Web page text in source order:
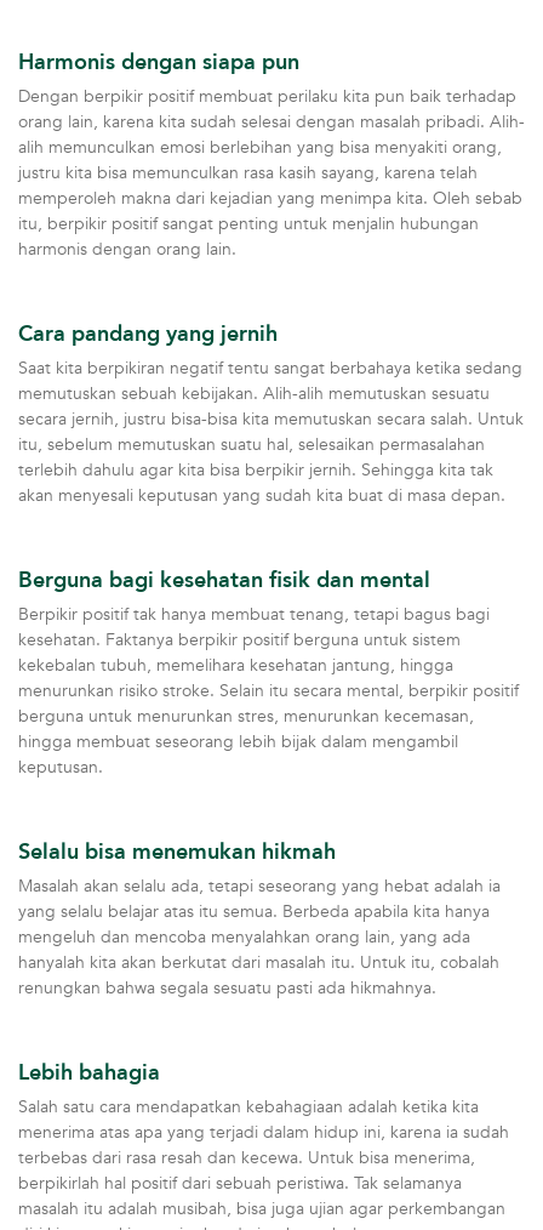
Harmonis dengan siapa pun
Dengan berpikir positif membuat perilaku kita pun baik terhadap
orang lain, karena kita sudah selesai dengan masalah pribadi. Alih-
alih memunculkan emosi berlebihan yang bisa menyakiti orang,
justru kita bisa memunculkan rasa kasih sayang, karena telah
memperoleh makna dari kejadian yang menimpa kita. Oleh sebab
itu, berpikir positif sangat penting untuk menjalin hubungan
harmonis dengan orang lain.
Cara pandang yang jernih
Saat kita berpikiran negatif tentu sangat berbahaya ketika sedang
memutuskan sebuah kebijakan. Alih-alih memutuskan sesuatu
secara jernih, justru bisa-bisa kita memutuskan secara salah. Untuk
itu, sebelum memutuskan suatu hal, selesaikan permasalahan
terlebih dahulu agar kita bisa berpikir jernih. Sehingga kita tak
akan menyesali keputusan yang sudah kita buat di masa depan.
Berguna bagi kesehatan fisik dan mental
Berpikir positif tak hanya membuat tenang, tetapi bagus bagi
kesehatan. Faktanya berpikir positif berguna untuk sistem
kekebalan tubuh, memelihara kesehatan jantung, hingga
menurunkan risiko stroke. Selain itu secara mental, berpikir positif
berguna untuk menurunkan stres, menurunkan kecemasan,
hingga membuat seseorang lebih bijak dalam mengambil
keputusan.
Selalu bisa menemukan hikmah
Masalah akan selalu ada, tetapi seseorang yang hebat adalah ia
yang selalu belajar atas itu semua. Berbeda apabila kita hanya
mengeluh dan mencoba menyalahkan orang lain, yang ada
hanyalah kita akan berkutat dari masalah itu. Untuk itu, cobalah
renungkan bahwa segala sesuatu pasti ada hikmahnya.
Lebih bahagia
Salah satu cara mendapatkan kebahagiaan adalah ketika kita
menerima atas apa yang terjadi dalam hidup ini, karena ia sudah
terbebas dari rasa resah dan kecewa. Untuk bisa menerima,
berpikirlah hal positif dari sebuah peristiwa. Tak selamanya
masalah itu adalah musibah, bisa juga ujian agar perkembangan